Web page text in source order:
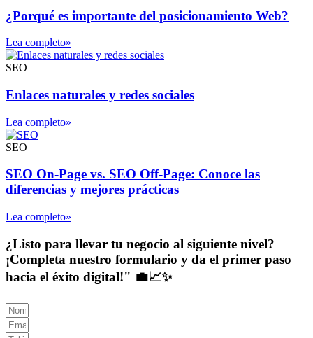
¿Porqué es importante del posicionamiento Web?
Lea completo»
SEO
Enlaces naturales y redes sociales
Lea completo»
SEO
SEO On-Page vs. SEO Off-Page: Conoce las
diferencias y mejores prácticas
Lea completo»
¿Listo para llevar tu negocio al siguiente nivel?
¡Completa nuestro formulario y da el primer paso
hacia el éxito digital!" 💼📈✨